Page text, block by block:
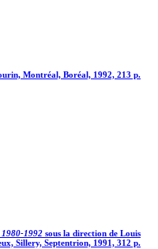
Montréal, Boréal, 1992, 213 p.
1980-1992 sous la direction de Louis
Sillery, Septentrion, 1991, 312 p.